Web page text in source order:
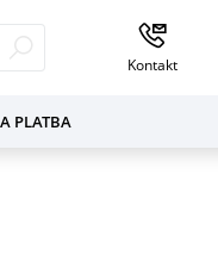
Kontakt
PLATBA